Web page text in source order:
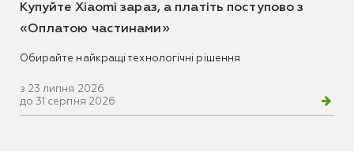
Купуйте Xiaomi зараз, а платіть поступово з
«Оплатою частинами»
Обирайте найкращі технологічні рішення
з 23 липня 2026
до 31 серпня 2026